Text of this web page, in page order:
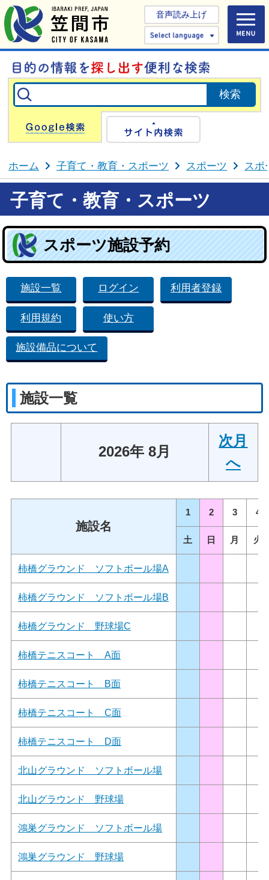
音声読み上げ
Select
Google検索
ホーム 子育て・教育・スポーツ スポーツ スポ
子育て・教育・スポーツ
スポーツ施設予約
施設一覧 ログイン 利用者登録
利用規約 使い方
施設備品について
施設一覧
2026年 8月
次月
へ
施設名
1 2 3 4
土 日 月 火
柿橋グラウンド ソフトボール場A
柿橋グラウンド ソフトボール場B
柿橋グラウンド 野球場C
柿橋テニスコート A面
柿橋テニスコート B面
柿橋テニスコート C面
柿橋テニスコート D面
北山グラウンド ソフトボール場
北山グラウンド 野球場
鴻巣グラウンド ソフトボール場
鴻巣グラウンド 野球場